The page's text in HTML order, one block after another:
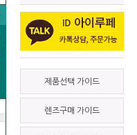
제품선택 가이드
렌즈구매 가이드